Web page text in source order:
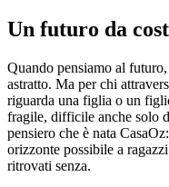
Un futuro da
Quando pensiamo al
astratto. Ma per chi
riguarda una figlia o un
fragile, difficile anche solo
pensiero che è nata
orizzonte possibile a
ritrovati senza.